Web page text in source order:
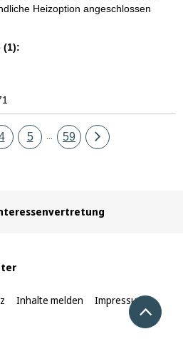
Heizoption angeschlossen
(1):
Seite
5 Seite
59
Eine
Inhalte melden Impressum